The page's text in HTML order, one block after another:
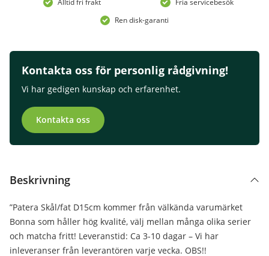
Ren disk-garanti
Kontakta oss för personlig rådgivning!
Vi har gedigen kunskap och erfarenhet.
Kontakta oss
Beskrivning
”Patera Skål/fat D15cm kommer från välkända varumärket
Bonna som håller hög kvalité, välj mellan många olika serier
och matcha fritt! Leveranstid: Ca 3-10 dagar – Vi har
inleveranser från leverantören varje vecka. OBS!!